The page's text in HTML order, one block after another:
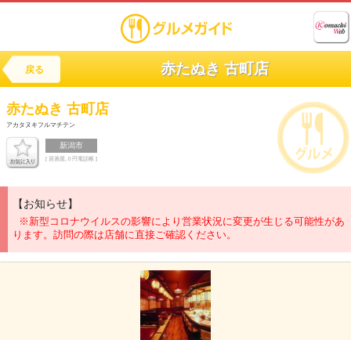
戻る 赤たぬき 古町店
赤たぬき 古町店
アカタヌキフルマチテン
新潟市
[ 居酒屋,０円電話帳 ]
【お知らせ】
※新型コロナウイルスの影響により営業状況に変更が生じる可能性があ
ります。訪問の際は店舗に直接ご確認ください。